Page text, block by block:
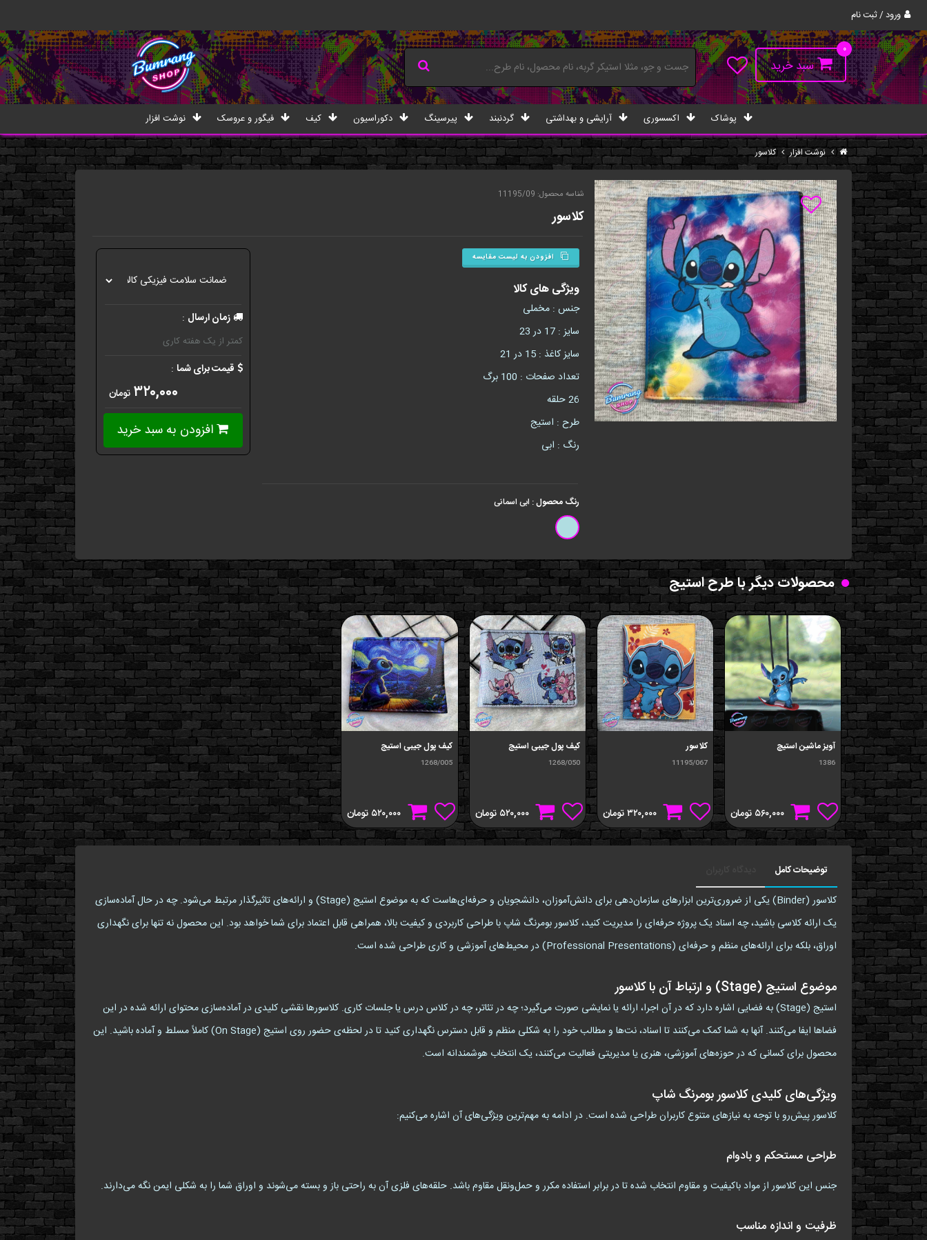
ورود / ثبت نام
۰
سبد خرید
پوشاک اکسسوری آرایشی و بهداشتی گردنبند پیرسینگ دکوراسیون کیف فیگور و عروسک نوشت افزار
نوشت افزار کلاسور
شناسه محصول: 11195/09
کلاسور
افزودن به لیست مقایسه
ویژگی های کالا
جنس : مخملی
سایز : 17 در 23
سایز کاغذ : 15 در 21
تعداد صفحات : 100 برگ
26 حلقه
طرح : استیج
رنگ : ابی
رنگ محصول: ابی اسمانی
زمان ارسال :
کمتر از یک هفته کاری
قیمت برای شما :
۳۲۰,۰۰۰ تومان
افزودن به سبد خرید
محصولات دیگر با طرح استیج
آويز ماشين استيچ
1386
۵۶۰,۰۰۰ تومان
کلاسور
11195/067
۳۲۰,۰۰۰تومان
کیف پول جیبی استیج
1268/050
۵۲۰,۰۰۰ تومان
کیف پول جیبی استیج
1268/005
۵۲۰,۰۰۰ تومان
توضیحات کامل
کلاسور (Binder) یکی از ضروری‌ترین ابزارهای سازمان‌دهی برای دانش‌آموزان، دانشجویان و حرفه‌ای‌هاست که به موضوع استیج (Stage) و ارائه‌های تاثیرگذار مرتبط می‌شود. چه در حال آماده‌سازی
یک ارائه کلاسی باشید، چه اسناد یک پروژه حرفه‌ای را مدیریت کنید، کلاسور بومرنگ شاپ با طراحی کاربردی و کیفیت بالا، همراهی قابل اعتماد برای شما خواهد بود. این محصول نه تنها برای نگهداری
اوراق، بلکه برای ارائه‌های منظم و حرفه‌ای (Professional Presentations) در محیط‌های آموزشی و کاری طراحی شده است.
موضوع استیج (Stage) و ارتباط آن با کلاسور
استیج (Stage) به فضایی اشاره دارد که در آن اجرا، ارائه یا نمایشی صورت می‌گیرد؛ چه در تئاتر، چه در کلاس درس یا جلسات کاری. کلاسورها نقشی کلیدی در آماده‌سازی محتوای ارائه شده در این
فضاها ایفا می‌کنند. آنها به شما کمک می‌کنند تا اسناد، نت‌ها و مطالب خود را به شکلی منظم و قابل دسترس نگهداری کنید تا در لحظه‌ی حضور روی استیج (On Stage) کاملاً مسلط و آماده باشید. این
محصول برای کسانی که در حوزه‌های آموزشی، هنری یا مدیریتی فعالیت می‌کنند، یک انتخاب هوشمندانه است.
ویژگی‌های کلیدی کلاسور بومرنگ شاپ
کلاسور پیش‌رو با توجه به نیازهای متنوع کاربران طراحی شده است. در ادامه به مهم‌ترین ویژگی‌های آن اشاره می‌کنیم:
طراحی مستحکم و بادوام
جنس این کلاسور از مواد باکیفیت و مقاوم انتخاب شده تا در برابر استفاده مکرر و حمل‌ونقل مقاوم باشد. حلقه‌های فلزی آن به راحتی باز و بسته می‌شوند و اوراق شما را به شکلی ایمن نگه می‌دارند.
ظرفیت و اندازه مناسب